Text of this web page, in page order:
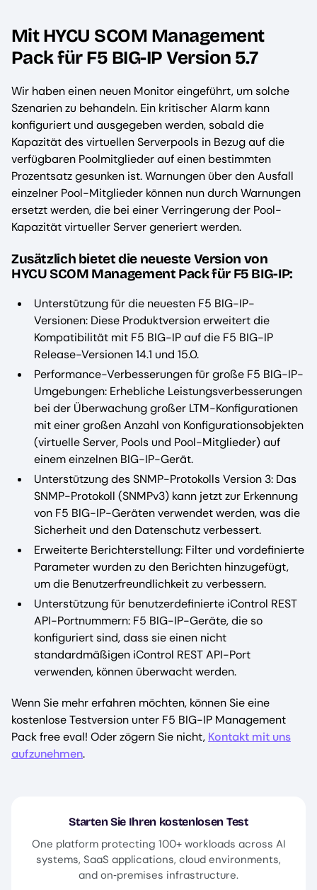
Mit HYCU SCOM Management
Pack für F5 BIG-IP Version 5.7
Wir haben einen neuen Monitor eingeführt, um solche
Szenarien zu behandeln. Ein kritischer Alarm kann
konfiguriert und ausgegeben werden, sobald die
Kapazität des virtuellen Serverpools in Bezug auf die
verfügbaren Poolmitglieder auf einen bestimmten
Prozentsatz gesunken ist. Warnungen über den Ausfall
einzelner Pool-Mitglieder können nun durch Warnungen
ersetzt werden, die bei einer Verringerung der Pool-
Kapazität virtueller Server generiert werden.
Zusätzlich bietet die neueste Version von
HYCU SCOM Management Pack für F5 BIG-IP:
Unterstützung für die neuesten F5 BIG-IP-
Versionen: Diese Produktversion erweitert die
Kompatibilität mit F5 BIG-IP auf die F5 BIG-IP
Release-Versionen 14.1 und 15.0.
Performance-Verbesserungen für große F5 BIG-IP-
Umgebungen: Erhebliche Leistungsverbesserungen
bei der Überwachung großer LTM-Konfigurationen
mit einer großen Anzahl von Konfigurationsobjekten
(virtuelle Server, Pools und Pool-Mitglieder) auf
einem einzelnen BIG-IP-Gerät.
Unterstützung des SNMP-Protokolls Version 3: Das
SNMP-Protokoll (SNMPv3) kann jetzt zur Erkennung
von F5 BIG-IP-Geräten verwendet werden, was die
Sicherheit und den Datenschutz verbessert.
Erweiterte Berichterstellung: Filter und vordefinierte
Parameter wurden zu den Berichten hinzugefügt,
um die Benutzerfreundlichkeit zu verbessern.
Unterstützung für benutzerdefinierte iControl REST
API-Portnummern: F5 BIG-IP-Geräte, die so
konfiguriert sind, dass sie einen nicht
standardmäßigen iControl REST API-Port
verwenden, können überwacht werden.
Wenn Sie mehr erfahren möchten, können Sie eine
kostenlose Testversion unter F5 BIG-IP Management
Pack free eval! Oder zögern Sie nicht, Kontakt mit uns
aufzunehmen.
Starten Sie Ihren kostenlosen Test
One platform protecting 100+ workloads across AI
systems, SaaS applications, cloud environments,
and on‑premises infrastructure.